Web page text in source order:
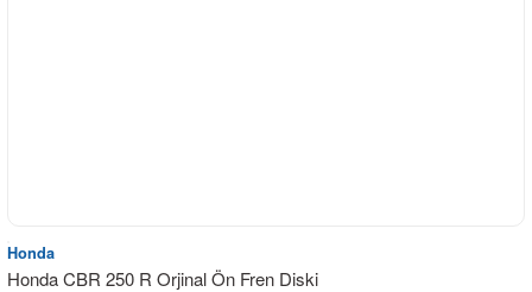
Honda
Honda CBR 250 R Orjinal Ön Fren Diski